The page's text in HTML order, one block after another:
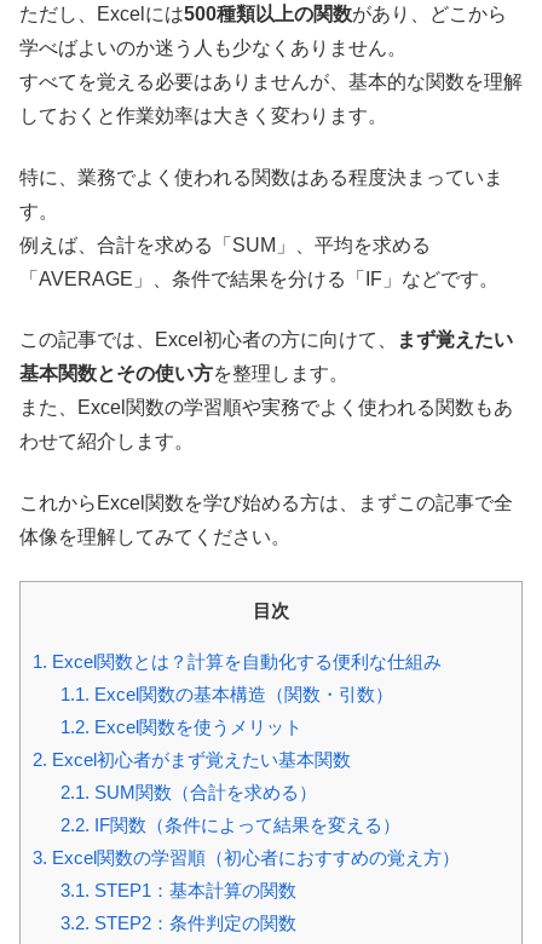
ただし、Excelには500種類以上の関数があり、どこから
学べばよいのか迷う人も少なくありません。
すべてを覚える必要はありませんが、基本的な関数を理解
しておくと作業効率は大きく変わります。
特に、業務でよく使われる関数はある程度決まっていま
す。
例えば、合計を求める「SUM」、平均を求める
「AVERAGE」、条件で結果を分ける「IF」などです。
この記事では、Excel初心者の方に向けて、
まず覚えたい
基本関数とその使い方を整理します。
また、Excel関数の学習順や実務でよく使われる関数もあ
わせて紹介します。
これからExcel関数を学び始める方は、まずこの記事で全
体像を理解してみてください。
目次
1. Excel関数とは？計算を自動化する便利な仕組み
1.1. Excel関数の基本構造（関数・引数）
1.2. Excel関数を使うメリット
2. Excel初心者がまず覚えたい基本関数
2.1. SUM関数（合計を求める）
2.2. IF関数（条件によって結果を変える）
3. Excel関数の学習順（初心者におすすめの覚え方）
3.1. STEP1：基本計算の関数
3.2. STEP2：条件判定の関数